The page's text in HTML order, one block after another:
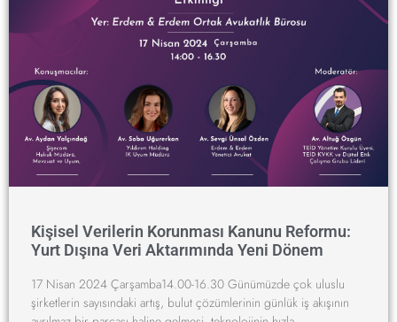
Kişisel Verilerin Korunması Kanunu Reformu:
Yurt Dışına Veri Aktarımında Yeni Dönem
17 Nisan 2024 Çarşamba14.00-16.30 Günümüzde çok uluslu
şirketlerin sayısındaki artış, bulut çözümlerinin günlük iş akışının